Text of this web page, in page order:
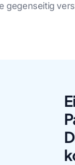
gegenseitig